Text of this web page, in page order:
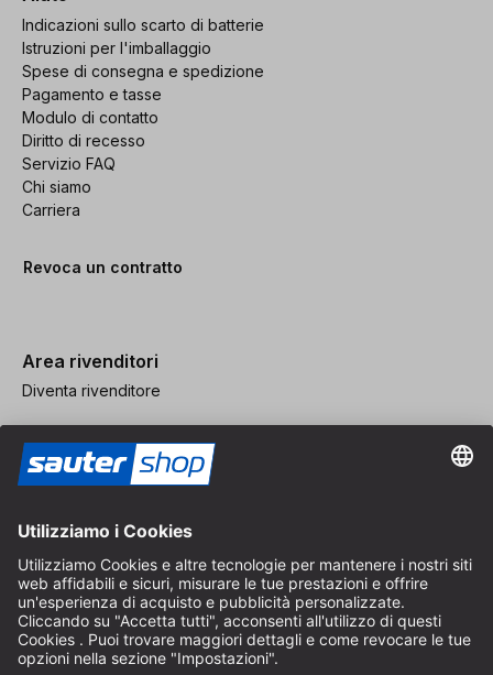
Indicazioni sullo scarto di batterie
Istruzioni per l'imballaggio
Spese di consegna e spedizione
Pagamento e tasse
Modulo di contatto
Diritto di recesso
Servizio FAQ
Chi siamo
Carriera
Revoca un contratto
Area rivenditori
Diventa rivenditore
CGV
Protezione dei Dati
Impostazioni dei Cookie